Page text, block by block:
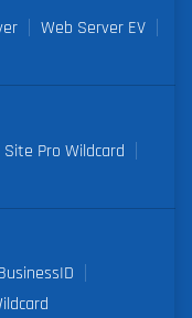
Web Server EV
Site Pro Wildcard